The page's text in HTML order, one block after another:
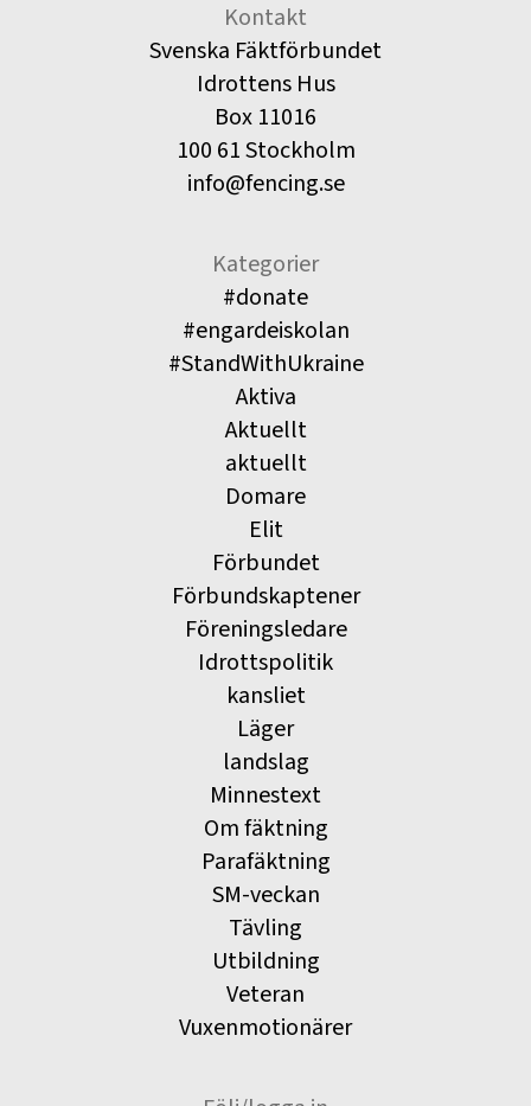
Kontakt
Svenska Fäktförbundet
Idrottens Hus
Box 11016
100 61 Stockholm
info@fencing.se
Kategorier
#donate
#engardeiskolan
#StandWithUkraine
Aktiva
Aktuellt
aktuellt
Domare
Elit
Förbundet
Förbundskaptener
Föreningsledare
Idrottspolitik
kansliet
Läger
landslag
Minnestext
Om fäktning
Parafäktning
SM-veckan
Tävling
Utbildning
Veteran
Vuxenmotionärer